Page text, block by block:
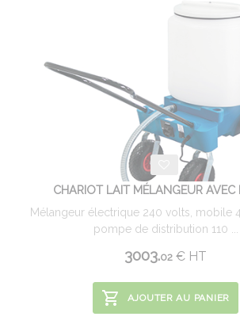
CHARIOT LAIT MÉLANGEUR AVEC
Mélangeur électrique 240 volts, mobile
pompe de distribution 110 ...
3003.02 € HT
AJOUTER AU PANIER